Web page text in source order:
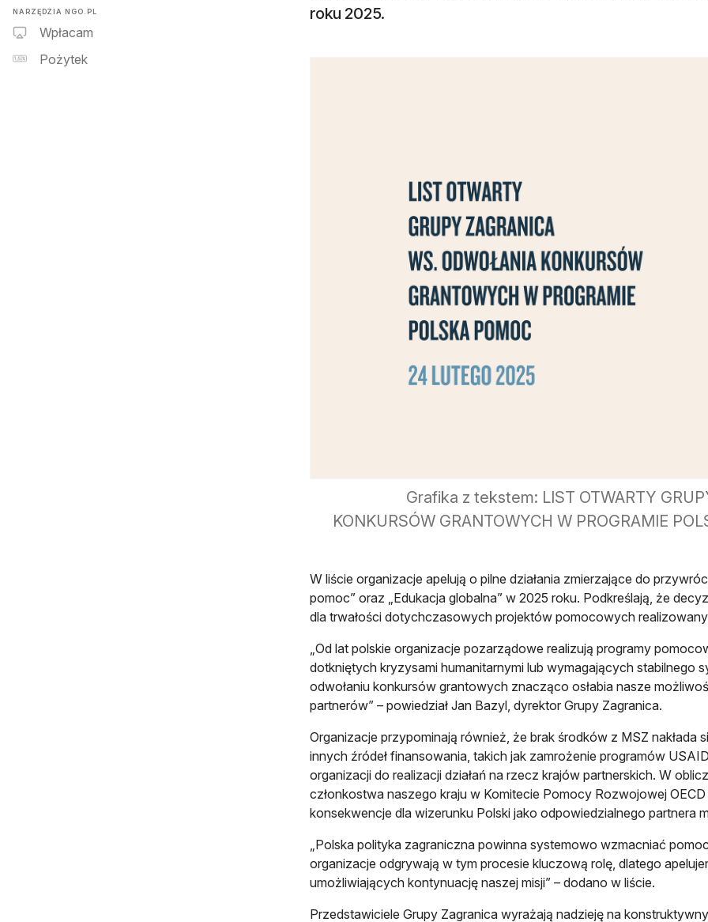
NARZĘDZIA NGO.PL
Wpłacam
Pożytek
roku 2025.
Grafika z tekstem: LIST OTWARTY
KONKURSÓW GRANTOWYCH W PROGRAMIE
W liście organizacje apelują o pilne działania zmierzające do
pomoc” oraz „Edukacja globalna” w 2025 roku. Podkreślają, że
dla trwałości dotychczasowych projektów pomocowych
„Od lat polskie organizacje pozarządowe realizują programy
dotkniętych kryzysami humanitarnymi lub wymagających stabilnego
odwołaniu konkursów grantowych znacząco osłabia nasze
partnerów” – powiedział Jan Bazyl, dyrektor Grupy Zagranica.
Organizacje przypominają również, że brak środków z MSZ nakłada
innych źródeł finansowania, takich jak zamrożenie programów
organizacji do realizacji działań na rzecz krajów partnerskich. W
członkostwa naszego kraju w Komitecie Pomocy Rozwojowej
konsekwencje dla wizerunku Polski jako odpowiedzialnego partnera
„Polska polityka zagraniczna powinna systemowo wzmacniać
organizacje odgrywają w tym procesie kluczową rolę, dlatego
umożliwiających kontynuację naszej misji” – dodano w liście.
Przedstawiciele Grupy Zagranica wyrażają nadzieję na